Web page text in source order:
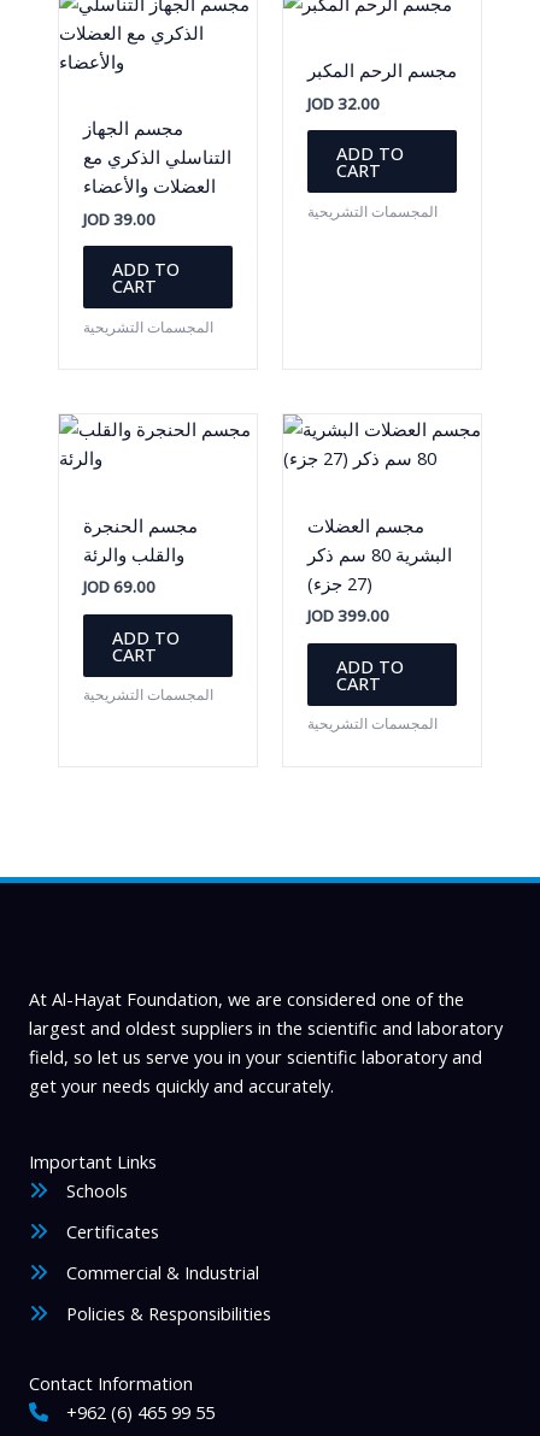
مجسم الجهاز
التناسلي الذكري مع
العضلات والأعضاء
JOD39.00
ADD TO
CART
المجسمات التشريحية
مجسم الرحم المكبر
JOD32.00
ADD TO
CART
المجسمات التشريحية
مجسم الحنجرة
والقلب والرئة
JOD69.00
ADD TO
CART
المجسمات التشريحية
مجسم العضلات
البشرية 80 سم ذكر
(27 جزء)
JOD399.00
ADD TO
CART
المجسمات التشريحية
At Al-Hayat Foundation, we are considered one of the
largest and oldest suppliers in the scientific and laboratory
field, so let us serve you in your scientific laboratory and
get your needs quickly and accurately.
Important Links
Schools
Certificates
Commercial & Industrial
Policies & Responsibilities
Contact Information
+962 (6) 465 99 55